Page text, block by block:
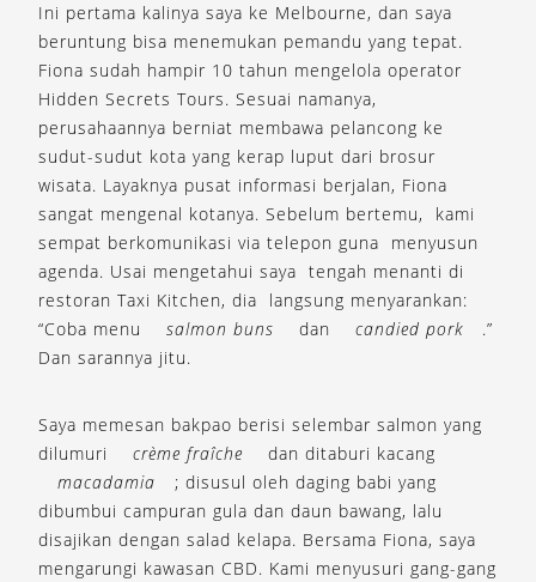
Ini pertama kalinya saya ke Melbourne, dan saya
beruntung bisa menemukan pemandu yang tepat.
Fiona sudah hampir 10 tahun mengelola operator
Hidden Secrets Tours. Sesuai namanya,
perusahaannya berniat membawa pelancong ke
sudut-sudut kota yang kerap luput dari brosur
wisata. Layaknya pusat informasi berjalan, Fiona
sangat mengenal kotanya. Sebelum bertemu, kami
sempat berkomunikasi via telepon guna menyusun
agenda. Usai mengetahui saya tengah menanti di
restoran Taxi Kitchen, dia langsung menyarankan:
“Coba menu
salmon buns dan candied pork
.”
Dan sarannya jitu.
Saya memesan bakpao berisi selembar salmon yang
dilumuri
crème fraîche
dan ditaburi kacang
macadamia
; disusul oleh daging babi yang
dibumbui campuran gula dan daun bawang, lalu
disajikan dengan salad kelapa. Bersama Fiona, saya
mengarungi kawasan CBD. Kami menyusuri gang-gang